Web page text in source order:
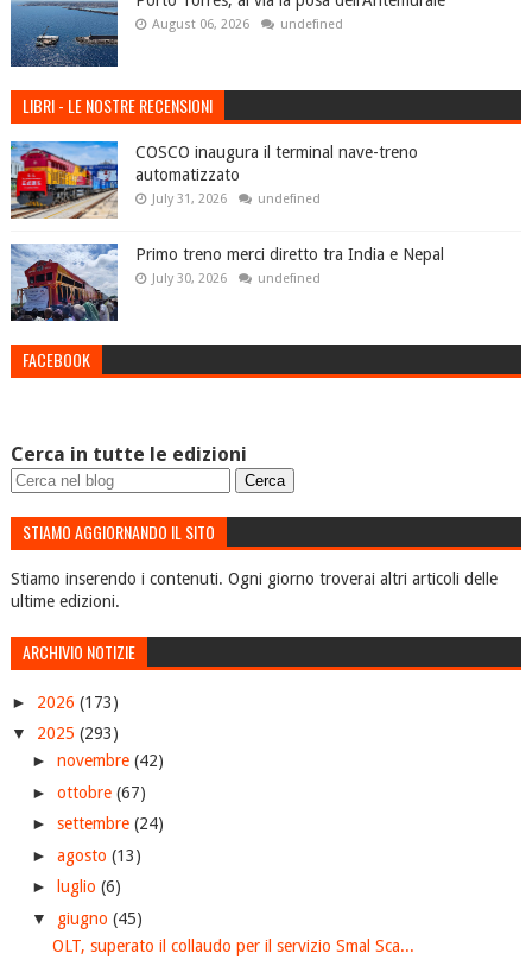
August 06, 2026 undefined
LIBRI - LE NOSTRE RECENSIONI
COSCO inaugura il terminal nave-treno
automatizzato
July 31, 2026 undefined
Primo treno merci diretto tra India e Nepal
July 30, 2026 undefined
FACEBOOK
Cerca in tutte le edizioni
STIAMO AGGIORNANDO IL SITO
Stiamo inserendo i contenuti. Ogni giorno troverai altri articoli delle
ultime edizioni.
ARCHIVIO NOTIZIE
► 2026 (173)
▼ 2025 (293)
► novembre (42)
► ottobre (67)
► settembre (24)
► agosto (13)
►
luglio (6)
▼ giugno (45)
OLT, superato il collaudo per il servizio Smal Sca...